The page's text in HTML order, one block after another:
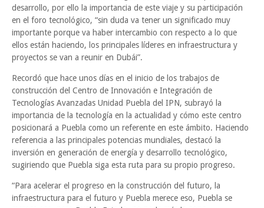
desarrollo, por ello la importancia de este viaje y su participación
en el foro tecnológico, “sin duda va tener un significado muy
importante porque va haber intercambio con respecto a lo que
ellos están haciendo, los principales líderes en infraestructura y
proyectos se van a reunir en Dubái”.
Recordó que hace unos días en el inicio de los trabajos de
construcción del Centro de Innovación e Integración de
Tecnologías Avanzadas Unidad Puebla del IPN, subrayó la
importancia de la tecnología en la actualidad y cómo este centro
posicionará a Puebla como un referente en este ámbito. Haciendo
referencia a las principales potencias mundiales, destacó la
inversión en generación de energía y desarrollo tecnológico,
sugiriendo que Puebla siga esta ruta para su propio progreso.
“Para acelerar el progreso en la construcción del futuro, la
infraestructura para el futuro y Puebla merece eso, Puebla se